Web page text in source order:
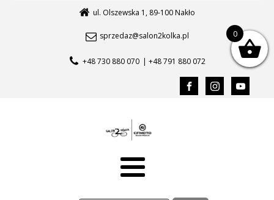
ul. Olszewska 1, 89-100 Nakło
sprzedaz@salon2kolka.pl
+48 730 880 070 | +48 791 880 072
0